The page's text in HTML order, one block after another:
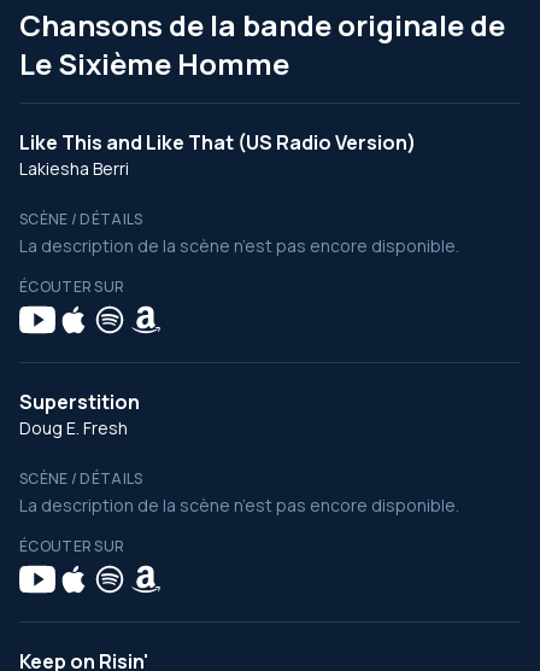
Chansons de la bande originale de
Le Sixième Homme
Like This and Like That (US Radio Version)
Lakiesha Berri
SCÈNE / DÉTAILS
La description de la scène n’est pas encore disponible.
ÉCOUTER SUR
Superstition
Doug E. Fresh
SCÈNE / DÉTAILS
La description de la scène n’est pas encore disponible.
ÉCOUTER SUR
Keep on Risin'